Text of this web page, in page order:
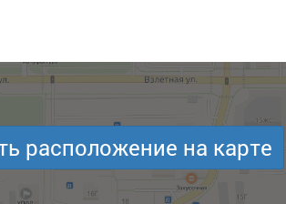
расположение на карте